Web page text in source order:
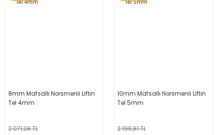
8mm Mafsallı Norsmenli Liftin
Tel 4mm
2.071,28 TL
10mm Mafsallı Norsmenli Liftin
Tel 5mm
2.196,81 TL